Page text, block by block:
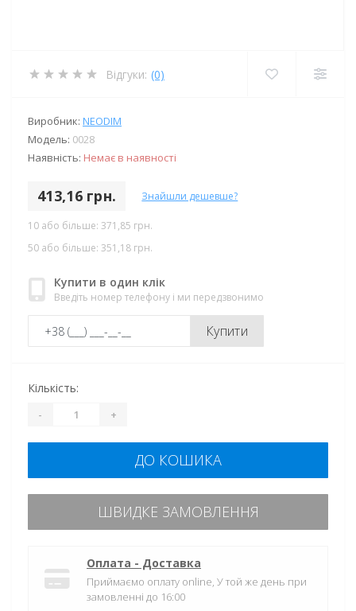
Відгуки: (0)
Виробник: NEODIM
Модель: 0028
Наявність: Немає в наявності
413,16 грн. Знайшли дешевше?
10 або більше: 371,85 грн.
50 або більше: 351,18 грн.
Купити в один клік
Введіть номер телефону і ми передзвонимо
Купити
Кількість:
- +
ДО КОШИКА
ШВИДКЕ ЗАМОВЛЕННЯ
Оплата - Доставка
Приймаємо оплату online, У той же день при
замовленні до 16:00